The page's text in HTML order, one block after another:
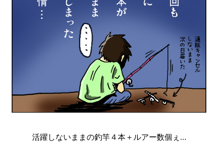
活躍しないままの釣竿４本＋ルアー数個ぇ…